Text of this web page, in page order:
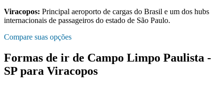
Viracopos: Principal aeroporto de cargas do Brasil e um dos hubs
internacionais de passageiros do estado de São Paulo.
Compare suas opções
Formas de ir de Campo Limpo Paulista -
SP para Viracopos